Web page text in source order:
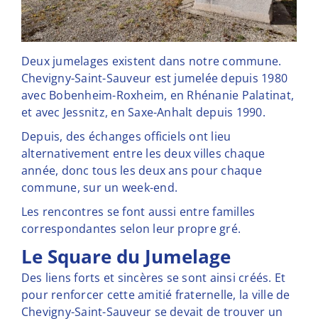
Deux jumelages existent dans notre commune.
Chevigny-Saint-Sauveur est jumelée depuis 1980
avec Bobenheim-Roxheim, en Rhénanie Palatinat,
et avec Jessnitz, en Saxe-Anhalt depuis 1990.
Depuis, des échanges officiels ont lieu
alternativement entre les deux villes chaque
année, donc tous les deux ans pour chaque
commune, sur un week-end.
Les rencontres se font aussi entre familles
correspondantes selon leur propre gré.
Le Square du Jumelage
Des liens forts et sincères se sont ainsi créés. Et
pour renforcer cette amitié fraternelle, la ville de
Chevigny-Saint-Sauveur se devait de trouver un